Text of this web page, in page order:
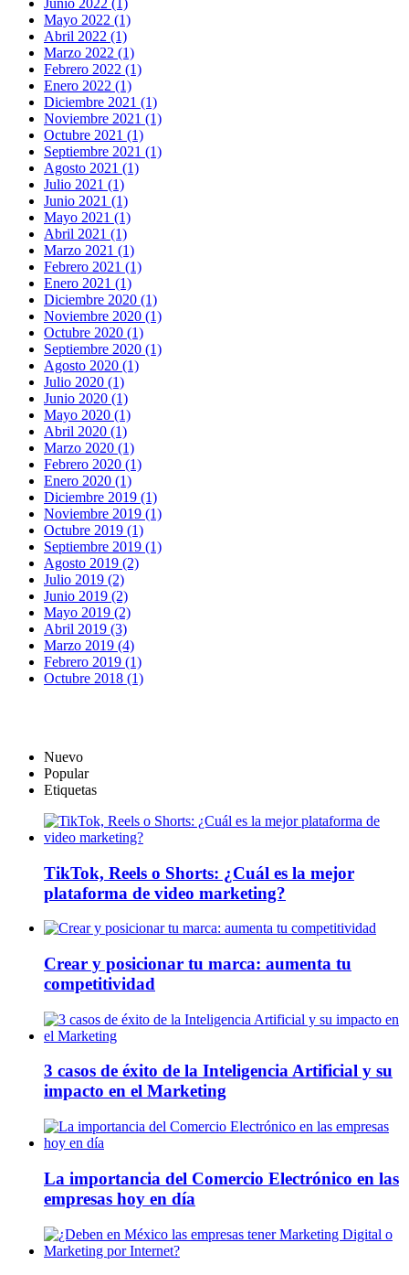
Mayo 2022 (1)
Abril 2022 (1)
Marzo 2022 (1)
Febrero 2022 (1)
Enero 2022 (1)
Diciembre 2021 (1)
Noviembre 2021 (1)
Octubre 2021 (1)
Septiembre 2021 (1)
Agosto 2021 (1)
Julio 2021 (1)
Junio 2021 (1)
Mayo 2021 (1)
Abril 2021 (1)
Marzo 2021 (1)
Febrero 2021 (1)
Enero 2021 (1)
Diciembre 2020 (1)
Noviembre 2020 (1)
Octubre 2020 (1)
Septiembre 2020 (1)
Agosto 2020 (1)
Julio 2020 (1)
Junio 2020 (1)
Mayo 2020 (1)
Abril 2020 (1)
Marzo 2020 (1)
Febrero 2020 (1)
Enero 2020 (1)
Diciembre 2019 (1)
Noviembre 2019 (1)
Octubre 2019 (1)
Septiembre 2019 (1)
Agosto 2019 (2)
Julio 2019 (2)
Junio 2019 (2)
Mayo 2019 (2)
Abril 2019 (3)
Marzo 2019 (4)
Febrero 2019 (1)
Octubre 2018 (1)
Nuevo
Popular
Etiquetas
TikTok, Reels o Shorts: ¿Cuál es la mejor
plataforma de video marketing?
Crear y posicionar tu marca: aumenta tu
competitividad
3 casos de éxito de la Inteligencia Artificial y su
impacto en el Marketing
La importancia del Comercio Electrónico en las
empresas hoy en día